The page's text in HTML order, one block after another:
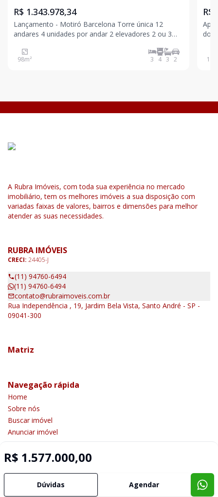
R$ 1.343.978,34
Lançamento - Motiró Barcelona Torre única 12
andares 4 unidades por andar 2 elevadores 2 ou 3
suítes (Tipos) 190m (Coberturas) Opção de planta
com 2 suítes e sala ampliada. Infra para auto
98m² 3 4 3 2
R$
130
R$ 1.577.000,00
Dúvidas Agendar
A Rubra Imóveis, com toda sua experiência no mercado
imobiliário, tem os melhores imóveis a sua disposição com
variadas faixas de valores, bairros e dimensões para melhor
atender as suas necessidades.
RUBRA IMÓVEIS
CRECI: 24405-J
(11) 94760-6494
(11) 94760-6494
contato@rubraimoveis.com.br
Rua Independência , 19, Jardim Bela Vista, Santo André - SP -
09041-300
Matriz
Navegação rápida
Home
Sobre nós
Buscar imóvel
Anunciar imóvel
Contato
Imobiliária Certificada:
Selo de Tecnologia Loft